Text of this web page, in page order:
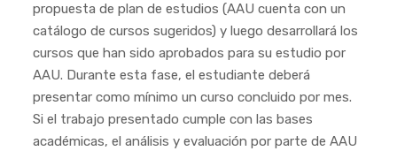
propuesta de plan de estudios (AAU cuenta con un
catálogo de cursos sugeridos) y luego desarrollará los
cursos que han sido aprobados para su estudio por
AAU. Durante esta fase, el estudiante deberá
presentar como mínimo un curso concluido por mes.
Si el trabajo presentado cumple con las bases
académicas, el análisis y evaluación por parte de AAU